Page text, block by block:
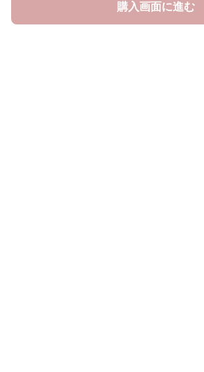
購入画面に進む